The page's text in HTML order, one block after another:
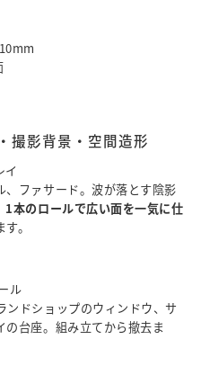
撮影背景・空間造形
イ
ファサード。波が落とす陰影
1本のロールで広い面を一気に仕
。
ル
ンドショップのウィンドウ、サ
台座。組み立てから撤去ま